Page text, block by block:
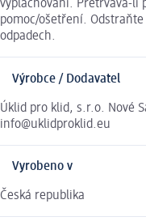
vyplachování. Přetrvává-li
pomoc/ošetření.
odpadech.
Výrobce / Dodavatel
Úklid pro klid, s.r.o. Nové
info@uklidproklid.eu
Vyrobeno v
Česká republika